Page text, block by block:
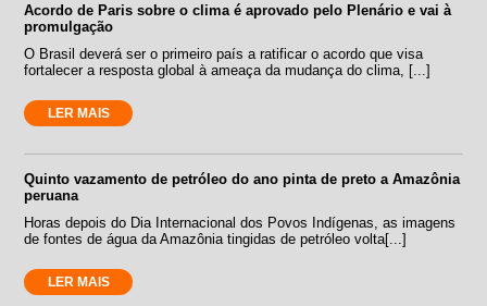
Acordo de Paris sobre o clima é aprovado pelo Plenário e vai à
promulgação
O Brasil deverá ser o primeiro país a ratificar o acordo que visa
fortalecer a resposta global à ameaça da mudança do clima, [...]
LER MAIS
Quinto vazamento de petróleo do ano pinta de preto a Amazônia
peruana
Horas depois do Dia Internacional dos Povos Indígenas, as imagens
de fontes de água da Amazônia tingidas de petróleo volta[...]
LER MAIS